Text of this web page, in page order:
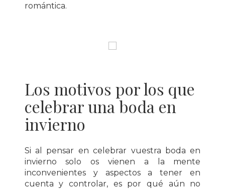
romántica.
Los motivos por los que
celebrar una boda en
invierno
Si al pensar en celebrar vuestra boda en
invierno solo os vienen a la mente
inconvenientes y aspectos a tener en
cuenta y controlar, es por qué aún no